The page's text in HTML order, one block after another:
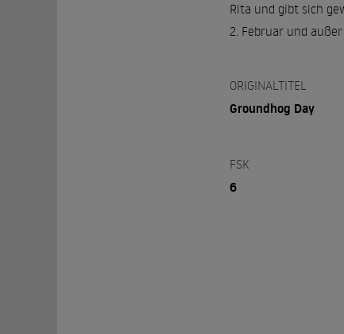
Rita und gibt sich
2. Februar und
ORIGINALTITEL
Groundhog Day
FSK
6